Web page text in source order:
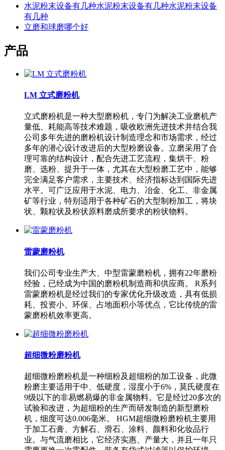
水泥粉末设备有几种水泥粉末设备有几种水泥粉末设备
有几种
立磨和球磨哪个好
产品
LM 立式磨粉机
立式磨粉机是一种大型磨粉机，专门为解决工业磨机产
量低、耗能高等技术难题，吸收欧洲先进技术并结合我
公司多年先进的磨粉机设计制造理念和市场需求，经过
多年的潜心设计改进后的大型粉磨设备。立磨采用了合
理可靠的结构设计，配合先进工艺流程，集烘干、粉
磨、选粉、提升于一体，尤其在大型粉磨工艺中，能够
完全满足客户需求，主要技术、经济指标达到国际先进
水平。可广泛应用于水泥、电力、冶金、化工、非金属
矿等行业，特别适用于各种矿石的大型制粉加工，将块
状、颗粒状及粉状原料磨成所要求的粉状物料。
雷蒙磨粉机
我们公司专业生产大、中型雷蒙磨粉机，拥有22年磨粉
经验，已经成为中国的磨粉机制造商和供应商。 R系列
雷蒙磨粉机是经过我们的专家优化升级改造，具有低损
耗、投资小、环保、占地面积小等优点，它比传统的雷
蒙磨粉机效率更高。
超细微粉磨粉机
超细微粉磨粉机是一种细粉及超细粉的加工设备，此微
粉磨主要适用于中、低硬度，湿度小于6%，莫氏硬度在
9级以下的非易燃易爆的非金属物料。它是经过20多次的
试验和改进，为超细粉的生产而研发制造的新型磨粉
机，细度可达0.006毫米。 HGM超细微粉磨粉机主要用
于加工石膏、方解石、滑石、涂料、颜料和化妆品行
业。与气流磨相比，它经济实惠、产量大，并且一年只